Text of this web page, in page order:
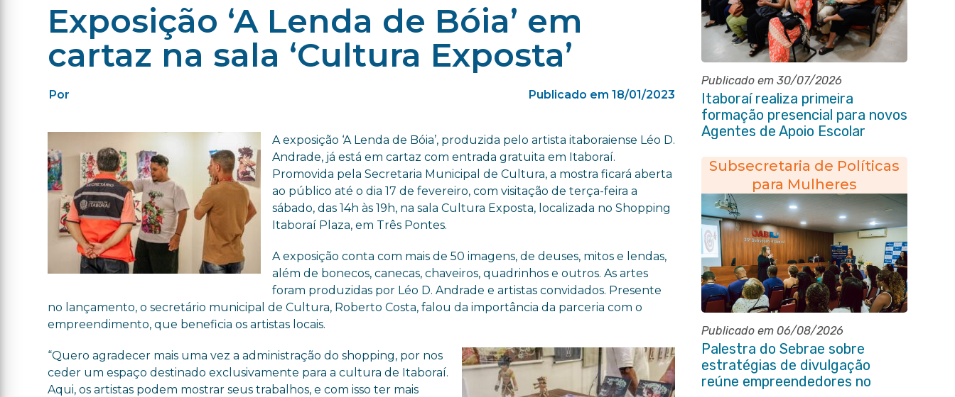
Exposição ‘A Lenda de Bóia’ em
cartaz na sala ‘Cultura Exposta’
Por Publicado em 18/01/2023
A exposição ‘A Lenda de Bóia’, produzida pelo artista itaboraiense Léo D.
Andrade, já está em cartaz com entrada gratuita em Itaboraí.
Promovida pela Secretaria Municipal de Cultura, a mostra ficará aberta
ao público até o dia 17 de fevereiro, com visitação de terça-feira a
sábado, das 14h às 19h, na sala Cultura Exposta, localizada no Shopping
Itaboraí Plaza, em Três Pontes.
A exposição conta com mais de 50 imagens, de deuses, mitos e lendas,
além de bonecos, canecas, chaveiros, quadrinhos e outros. As artes
foram produzidas por Léo D. Andrade e artistas convidados. Presente
no lançamento, o secretário municipal de Cultura, Roberto Costa, falou da importância da parceria com o
empreendimento, que beneficia os artistas locais.
“Quero agradecer mais uma vez a administração do shopping, por nos
ceder um espaço destinado exclusivamente para a cultura de Itaboraí.
Aqui, os artistas podem mostrar seus trabalhos, e com isso ter mais
Publicado em 30/07/2026
Itaboraí realiza primeira
formação presencial para novos
Agentes de Apoio Escolar
Subsecretaria de Políticas
para Mulheres
Publicado em 06/08/2026
Palestra do Sebrae sobre
estratégias de divulgação
reúne empreendedores no